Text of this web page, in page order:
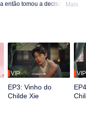
então tomou a decisão
Mais
VIP
EP3: Vinho do
Childe Xie
VIP